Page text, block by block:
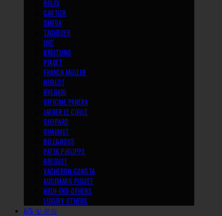
ROLEX
CARTIER
OMEGA
TAGHEUER
IWC
BREITLING
PIAGET
FRANCK MULLER
HUBLOT
BVLGARI
OFFICINE PANERA
JAEGER LE COULT
CHOPARD
CHAUMET
BELL&ROSS
PATEK PHILIPPE
BREGUET
VACHERON-CONSTA
AUDEMARS PIGUET
HIGH-END OTHERS
LUXURY OTHERS
A/S 및 문의